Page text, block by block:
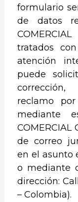
formulario
de datos
tratados
atención
puede
reclamo
mediante
COMERCIAL
de correo
en el asunto
o mediante
dirección:
– Colombia).